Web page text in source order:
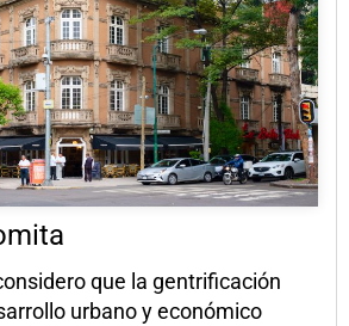
que la gentrificación
urbano y económico